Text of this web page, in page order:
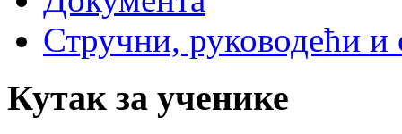
Стручни, руководећи и
Кутак за ученике